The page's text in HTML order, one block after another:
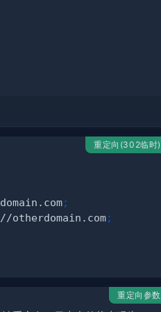
重定向(302临时)
;
;
重定向参数